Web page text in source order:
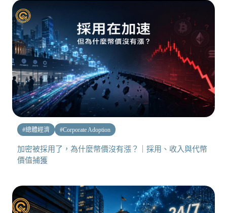
#總體經濟 #Corporate Adoption
加密被採用了，為什麼幣價沒有漲？｜採用、收入與代幣
價值捕獲